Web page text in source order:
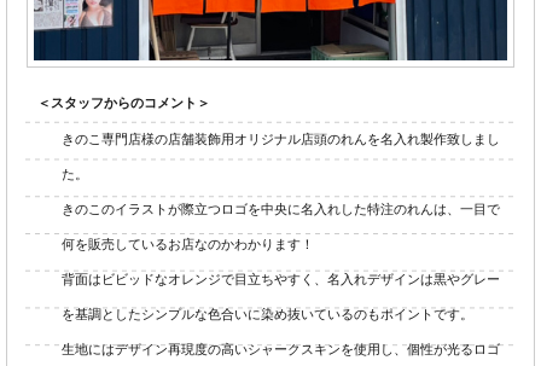
＜スタッフからのコメント＞
きのこ専門店様の店舗装飾用オリジナル店頭のれんを名入れ製作致しまし
た。
きのこのイラストが際立つロゴを中央に名入れした特注のれんは、一目で
何を販売しているお店なのかわかります！
背面はビビッドなオレンジで目立ちやすく、名入れデザインは黒やグレー
を基調としたシンプルな色合いに染め抜いているのもポイントです。
生地にはデザイン再現度の高いシャークスキンを使用し、個性が光るロゴ